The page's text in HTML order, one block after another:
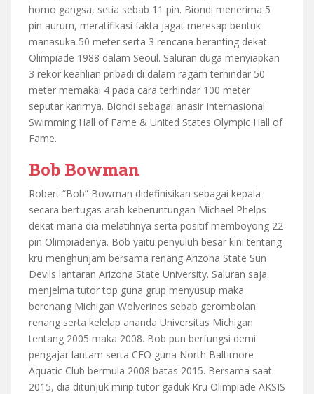
homo gangsa, setia sebab 11 pin. Biondi menerima 5
pin aurum, meratifikasi fakta jagat meresap bentuk
manasuka 50 meter serta 3 rencana beranting dekat
Olimpiade 1988 dalam Seoul. Saluran duga menyiapkan
3 rekor keahlian pribadi di dalam ragam terhindar 50
meter memakai 4 pada cara terhindar 100 meter
seputar karirnya. Biondi sebagai anasir Internasional
Swimming Hall of Fame & United States Olympic Hall of
Fame.
Bob Bowman
Robert “Bob” Bowman didefinisikan sebagai kepala
secara bertugas arah keberuntungan Michael Phelps
dekat mana dia melatihnya serta positif memboyong 22
pin Olimpiadenya. Bob yaitu penyuluh besar kini tentang
kru menghunjam bersama renang Arizona State Sun
Devils lantaran Arizona State University. Saluran saja
menjelma tutor top guna grup menyusup maka
berenang Michigan Wolverines sebab gerombolan
renang serta kelelap ananda Universitas Michigan
tentang 2005 maka 2008. Bob pun berfungsi demi
pengajar lantam serta CEO guna North Baltimore
Aquatic Club bermula 2008 batas 2015. Bersama saat
2015, dia ditunjuk mirip tutor gaduk Kru Olimpiade AKSIS